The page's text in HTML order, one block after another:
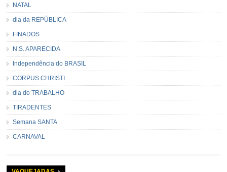
NATAL
dia da REPÚBLICA
FINADOS
N.S. APARECIDA
Independência do BRASIL
CORPUS CHRISTI
dia do TRABALHO
TIRADENTES
Semana SANTA
CARNAVAL